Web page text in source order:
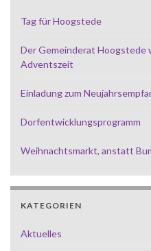
Tag für Hoogstede
Der Gemeinderat Hoogstede
Adventszeit
Einladung zum
Dorfentwicklungsprogramm
Weihnachtsmarkt, anstatt
KATEGORIEN
Aktuelles